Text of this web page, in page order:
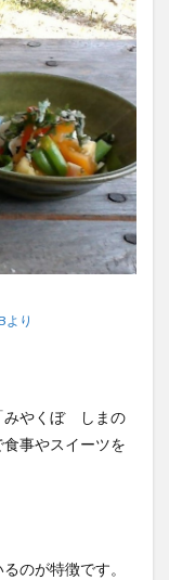
り
みやくぼ しまの
事やスイーツを
のが特徴です。